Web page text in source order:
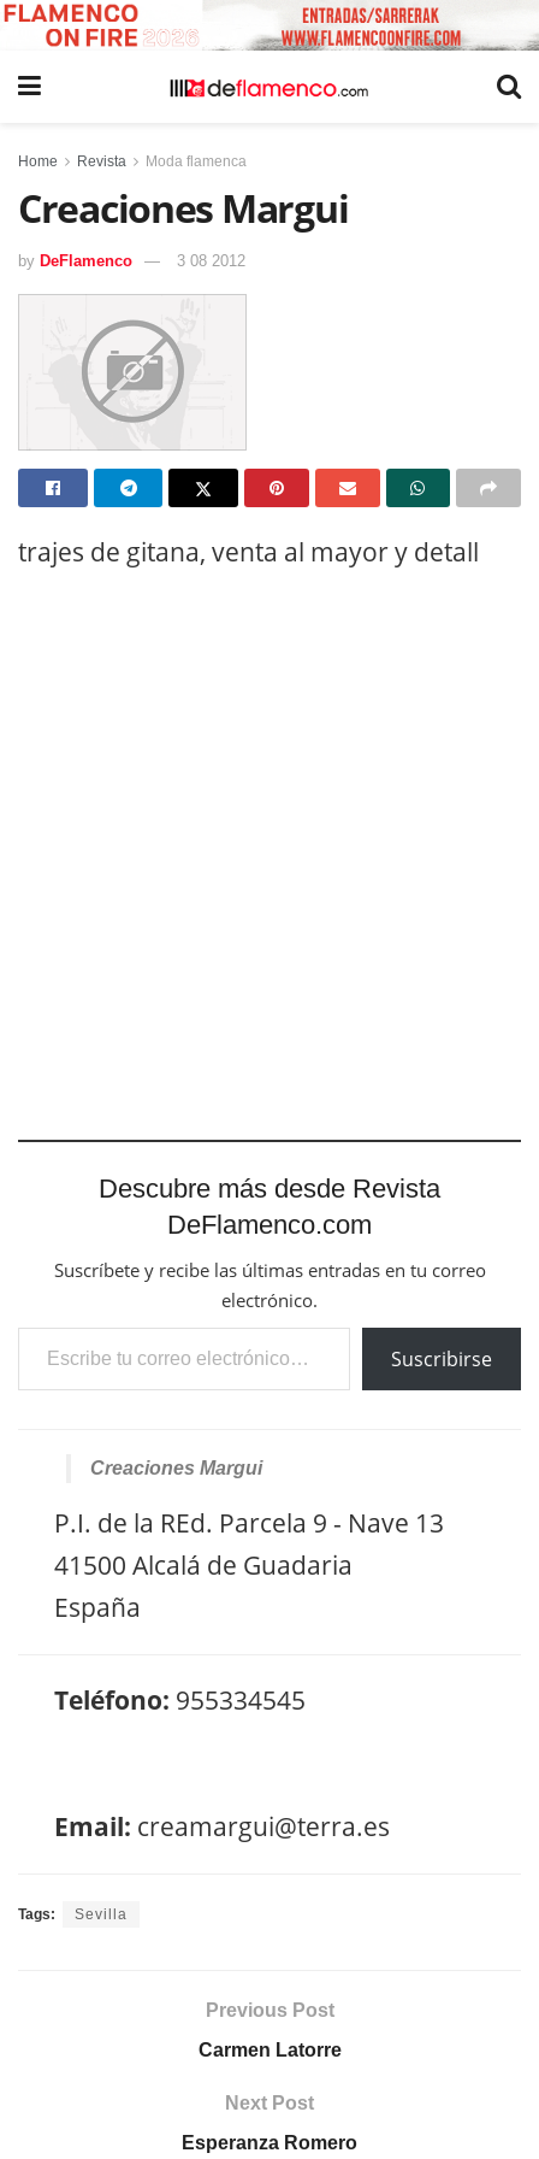
Home Revista Moda flamenca
Creaciones Margui
by DeFlamenco 3 08 2012
trajes de gitana, venta al mayor y detall
Descubre más desde Revista
DeFlamenco.com
Suscríbete y recibe las últimas entradas en tu correo
electrónico.
Escribe tu correo electrónico…
Suscribirse
Creaciones Margui
P.I. de la REd. Parcela 9 - Nave 13
41500 Alcalá de Guadaria
España
Teléfono: 955334545
Email: creamargui@terra.es
Tags: Sevilla
Previous Post
Carmen Latorre
Next Post
Esperanza Romero